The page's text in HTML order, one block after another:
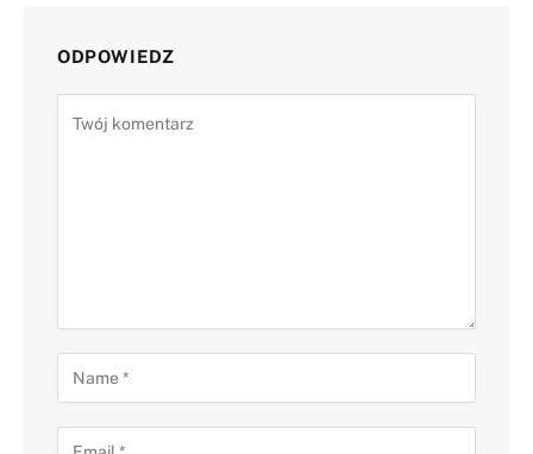
ODPOWIEDZ